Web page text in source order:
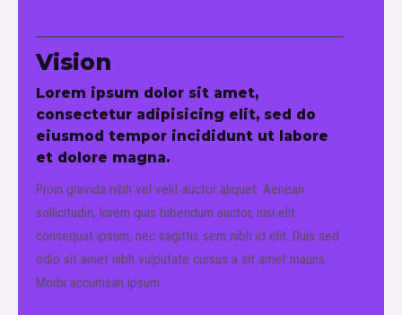
Vision
Lorem ipsum dolor sit amet,
consectetur adipisicing elit, sed do
eiusmod tempor incididunt ut labore
et dolore magna.
Proin gravida nibh vel velit auctor aliquet. Aenean
sollicitudin, lorem quis bibendum auctor, nisi elit
consequat ipsum, nec sagittis sem nibh id elit. Duis sed
odio sit amet nibh vulputate cursus a sit amet mauris.
Morbi accumsan ipsum.